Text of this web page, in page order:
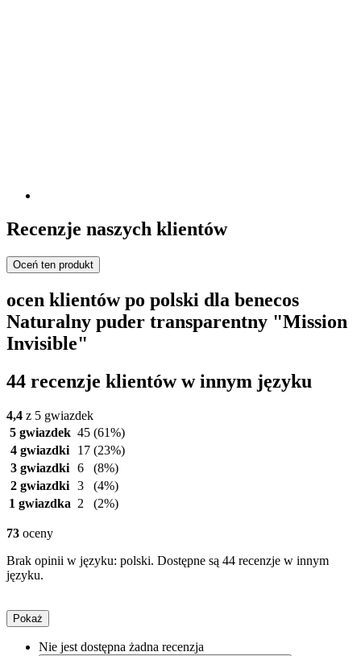
Recenzje naszych klientów
Oceń ten produkt
ocen klientów po polski dla benecos
Naturalny puder transparentny "Mission
Invisible"
44 recenzje klientów w innym języku
4,4 z 5 gwiazdek
5 gwiazdek 45 (61%)
4 gwiazdki
17 (23%)
3 gwiazdki 6
(8%)
2 gwiazdki 3
(4%)
1 gwiazdka 2 (2%)
73 oceny
Brak opinii w języku: polski. Dostępne są 44 recenzje w innym
języku.
Pokaż
Nie jest dostępna żadna recenzja